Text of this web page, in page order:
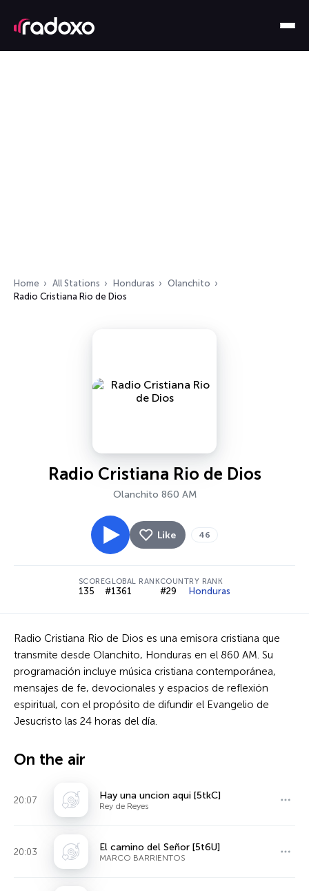
Home All Stations Honduras
Olanchito
Radio Cristiana Rio de Dios
Radio Cristiana Rio de Dios
Olanchito 860 AM
Like 46
SCORE
135
GLOBAL RANK
#1361
COUNTRY RANK
#29 Honduras
Radio Cristiana Rio de Dios es una emisora cristiana que
transmite desde Olanchito, Honduras en el 860 AM. Su
programación incluye música cristiana contemporánea,
mensajes de fe, devocionales y espacios de reflexión
espiritual, con el propósito de difundir el Evangelio de
Jesucristo las 24 horas del día.
On the air
20:07 Hay una uncion aqui [5tkC]
Rey de Reyes
20:03 El camino del Señor [5t6U]
MARCO BARRIENTOS